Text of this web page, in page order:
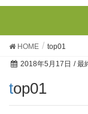
HOME top01
2018年5月17日 / 最
top01